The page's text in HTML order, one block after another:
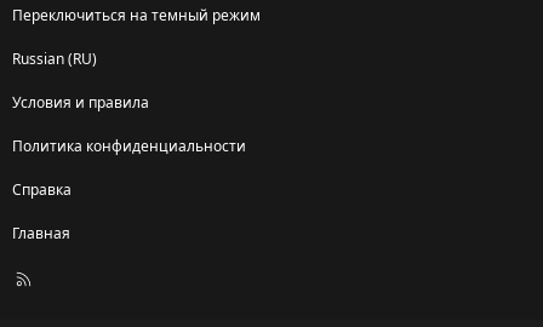
Переключиться на темный режим
Russian (RU)
Условия и правила
Политика конфиденциальности
Справка
Главная
R